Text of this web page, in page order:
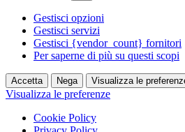
Gestisci opzioni
Gestisci servizi
Gestisci {vendor_count} fornitori
Per saperne di più su questi scopi
Accetta Nega Visualizza le
Visualizza le preferenze
Cookie Policy